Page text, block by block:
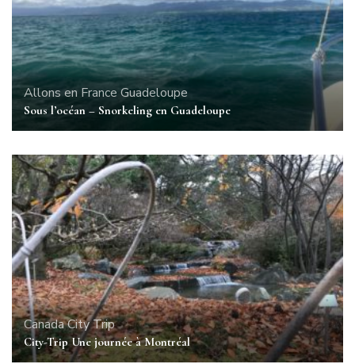
Allons en France Guadeloupe
Sous l’océan – Snorkeling en Guadeloupe
CanadaCity Trip
City-Trip Une journée à Montréal